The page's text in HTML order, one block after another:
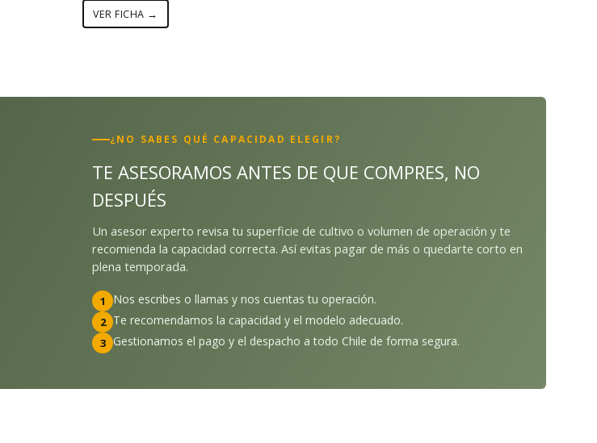
VER FICHA →
¿NO SABES QUÉ CAPACIDAD ELEGIR?
TE ASESORAMOS ANTES DE QUE COMPRES, NO
DESPUÉS
Un asesor experto revisa tu superficie de cultivo o volumen de operación y te
recomienda la capacidad correcta. Así evitas pagar de más o quedarte corto en
plena temporada.
1 Nos escribes o llamas y nos cuentas tu operación.
2 Te recomendamos la capacidad y el modelo adecuado.
3 Gestionamos el pago y el despacho a todo Chile de forma segura.